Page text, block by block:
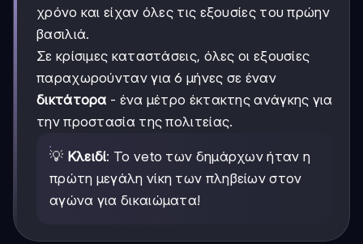
χρόνο και είχαν όλες τις εξουσίες του πρώην
βασιλιά.
Σε κρίσιμες καταστάσεις, όλες οι εξουσίες
παραχωρούνταν για 6 μήνες σε έναν
δικτάτορα - ένα μέτρο έκτακτης ανάγκης για
την προστασία της πολιτείας.
💡 Κλειδί: Το veto των δημάρχων ήταν η
πρώτη μεγάλη νίκη των πληβείων στον
αγώνα για δικαιώματα!